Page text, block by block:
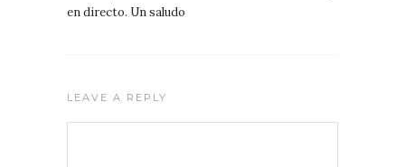
en directo. Un saludo
LEAVE A REPLY